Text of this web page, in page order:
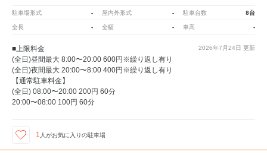
駐車場形式 - 屋内外形式 - 駐車台数 8台
全長 - 全幅 - 車高 -
2026年7月24日 更新
■上限料金
(全日)昼間最大 8:00〜20:00 600円※繰り返し有り
(全日)夜間最大 20:00〜8:00 400円※繰り返し有り
【通常駐車料金】
(全日) 08:00〜20:00 200円 60分
20:00〜08:00 100円 60分
1 人がお気に入りの駐車場